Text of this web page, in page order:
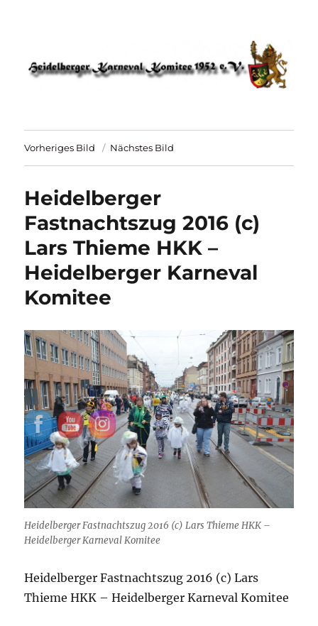
HKK 1952 – Heidelberger Karneval
Komitee
Vorheriges Bild Nächstes Bild
Heidelberger
Fastnachtszug 2016 (c)
Lars Thieme HKK –
Heidelberger Karneval
Komitee
Heidelberger Fastnachtszug 2016 (c) Lars Thieme HKK –
Heidelberger Karneval Komitee
Heidelberger Fastnachtszug 2016 (c) Lars
Thieme HKK – Heidelberger Karneval Komitee